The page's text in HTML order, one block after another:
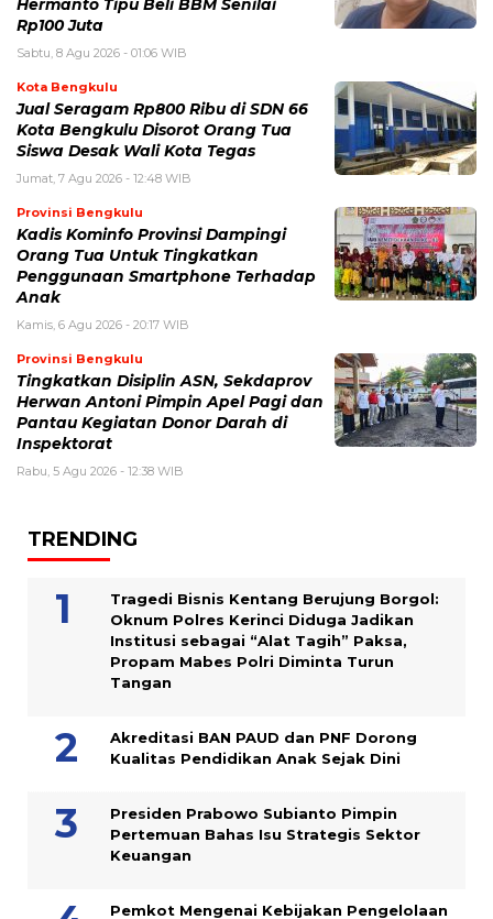
Hermanto Tipu Beli BBM Senilai
Rp100 Juta
Sabtu, 8 Agu 2026 - 01:06 WIB
Kota Bengkulu
Jual Seragam Rp800 Ribu di SDN 66
Kota Bengkulu Disorot Orang Tua
Siswa Desak Wali Kota Tegas
Jumat, 7 Agu 2026 - 12:48 WIB
Provinsi Bengkulu
Kadis Kominfo Provinsi Dampingi
Orang Tua Untuk Tingkatkan
Penggunaan Smartphone Terhadap
Anak
Kamis, 6 Agu 2026 - 20:17 WIB
Provinsi Bengkulu
Tingkatkan Disiplin ASN, Sekdaprov
Herwan Antoni Pimpin Apel Pagi dan
Pantau Kegiatan Donor Darah di
Inspektorat
Rabu, 5 Agu 2026 - 12:38 WIB
TRENDING
Tragedi Bisnis Kentang Berujung Borgol:
Oknum Polres Kerinci Diduga Jadikan
Institusi sebagai “Alat Tagih” Paksa,
Propam Mabes Polri Diminta Turun
Tangan
Akreditasi BAN PAUD dan PNF Dorong
Kualitas Pendidikan Anak Sejak Dini
Presiden Prabowo Subianto Pimpin
Pertemuan Bahas Isu Strategis Sektor
Keuangan
Pemkot Mengenai Kebijakan Pengelolaan